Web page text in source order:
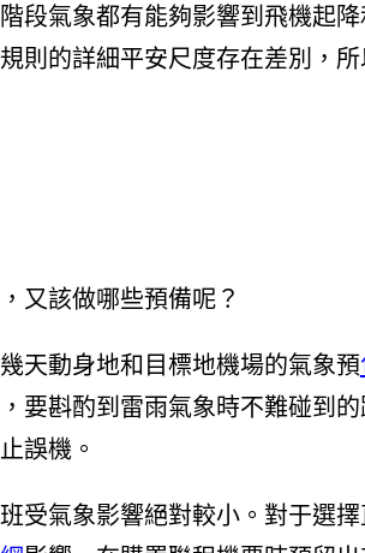
段氣象都有能夠影響到飛機起
則的詳細平安尺度存在差別，
又該做哪些預備呢？
天動身地和目標地機場的氣象預
要斟酌到雷雨氣象時不難碰到
誤機。
受氣象影響絕對較小。對于選